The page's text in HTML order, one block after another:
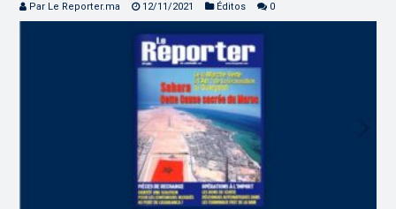
Par Le Reporter.ma 12/11/2021 Éditos 0